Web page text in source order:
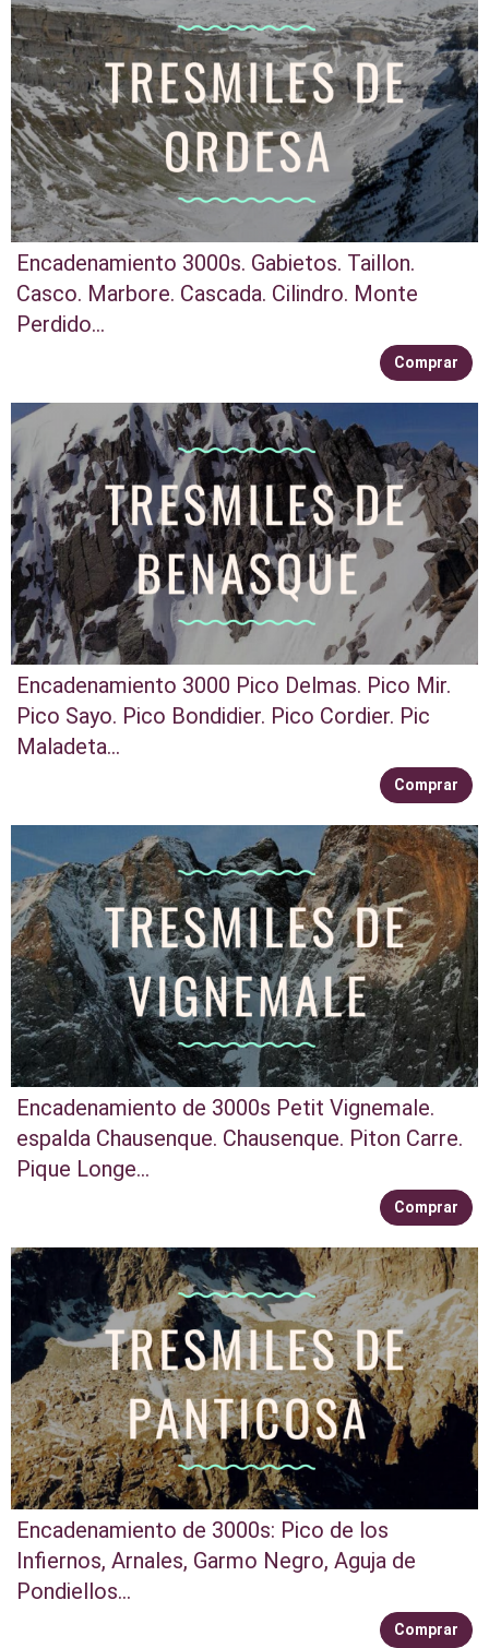
Encadenamiento 3000s. Gabietos. Taillon.
Casco. Marbore. Cascada. Cilindro. Monte
Perdido...
Comprar
Encadenamiento 3000 Pico Delmas. Pico Mir.
Pico Sayo. Pico Bondidier. Pico Cordier. Pic
Maladeta...
Comprar
Encadenamiento de 3000s Petit Vignemale.
espalda Chausenque. Chausenque. Piton Carre.
Pique Longe...
Comprar
Encadenamiento de 3000s: Pico de los
Infiernos, Arnales, Garmo Negro, Aguja de
Pondiellos...
Comprar